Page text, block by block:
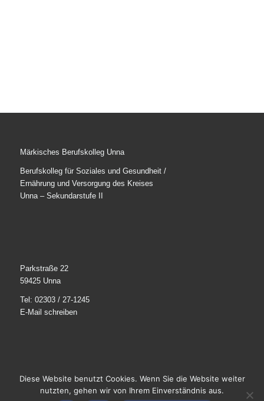
Märkisches Berufskolleg Unna
Berufskolleg für Soziales und Gesundheit /
Ernährung und Versorgung des Kreises
Unna – Sekundarstufe II
Parkstraße 22
59425 Unna
Tel: 02303 / 27-1245
E-Mail schreiben
© 2025Märkisches Berufskolleg Unna. Alle Rechte
Diese Website benutzt Cookies. Wenn Sie die Website weiter
nutzten, gehen wir von Ihrem Einverständnis aus.